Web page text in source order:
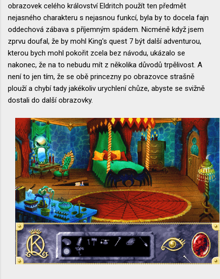
obrazovek celého království Eldritch použít ten předmět
nejasného charakteru s nejasnou funkcí, byla by to docela fajn
oddechová zábava s příjemným spádem. Nicméně když jsem
zprvu doufal, že by mohl King's quest 7 být další adventurou,
kterou bych mohl pokořit zcela bez návodu, ukázalo se
nakonec, že na to nebudu mít z několika důvodů trpělivost. A
není to jen tím, že se obě princezny po obrazovce strašně
plouží a chybí tady jakékoliv urychlení chůze, abyste se svižně
dostali do další obrazovky.